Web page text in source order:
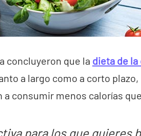
concluyeron que la dieta de
a largo como a corto
consumir menos calorías
para los que quieres